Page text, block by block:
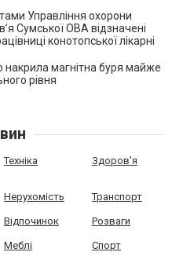
Управління охорони
Сумської ОВА відзначені
конотопської лікарні
магнітна буря майже
рівня
Техніка Здоров'я
Нерухомість Транспорт
Відпочинок Розваги
Меблі Спорт